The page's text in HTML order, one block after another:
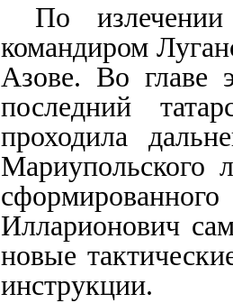
По
командиром
Азове. Во главе
последний
проходила
Мариупольского
Илларионович
новые
инструкции.